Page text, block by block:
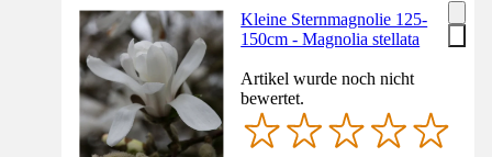
Kleine Sternmagnolie 125-
150cm - Magnolia stellata
Artikel wurde noch nicht
bewertet.